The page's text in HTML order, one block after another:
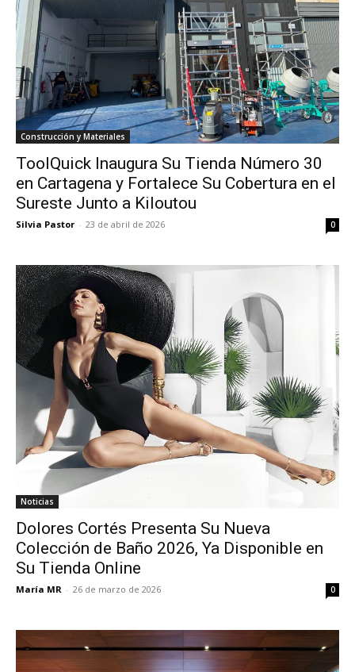
Construcción y Materiales
ToolQuick Inaugura Su Tienda Número 30
en Cartagena y Fortalece Su Cobertura en el
Sureste Junto a Kiloutou
Silvia Pastor - 23 de abril de 2026 0
Noticias
Dolores Cortés Presenta Su Nueva
Colección de Baño 2026, Ya Disponible en
Su Tienda Online
María MR - 26 de marzo de 2026 0